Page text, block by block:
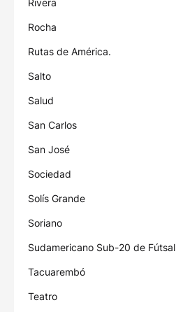
Rivera
Rocha
Rutas de América.
Salto
Salud
San Carlos
San José
Sociedad
Solís Grande
Soriano
Sudamericano Sub-20 de Fútsal
Tacuarembó
Teatro